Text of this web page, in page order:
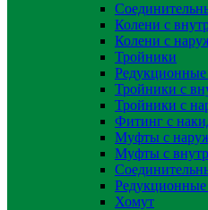
Колени с
Колени с
Тройники
Тройники с
Тройники с
Фитинг с
Муфты с
Муфты с
Хомут